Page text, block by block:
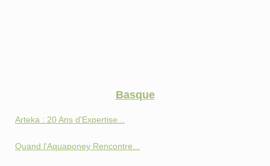
Basque
Arteka : 20 Ans d'Expertise...
Quand l'Aquaponey Rencontre...